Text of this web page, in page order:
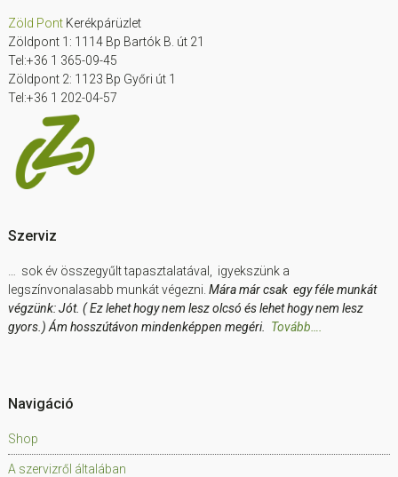
Zöld PontKerékpárüzlet
Zöldpont 1: 1114 Bp Bartók B. út 21
Tel:+36 1 365-09-45
Zöldpont 2: 1123 Bp Győri út 1
Tel:+36 1 202-04-57
Szerviz
… sok év összegyűlt tapasztalatával, igyekszünk a
legszínvonalasabb munkát végezni. Mára már csak egy féle munkát
végzünk: Jót. ( Ez lehet hogy nem lesz olcsó és lehet hogy nem lesz
gyors.) Ám hosszútávon mindenképpen megéri. Tovább….
Navigáció
Shop
A szervizről általában